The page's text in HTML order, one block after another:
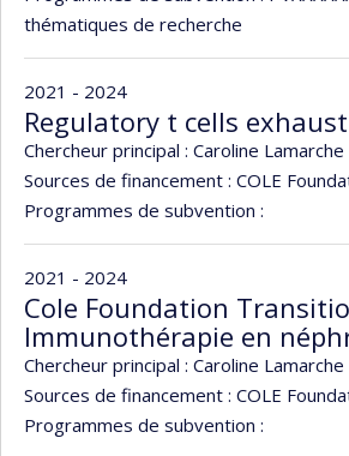
thématiques de recherche
2021 - 2024
Regulatory t cells
Chercheur principal : Caroline Lamarche
Sources de financement : COLE
Programmes de subvention :
2021 - 2024
Cole Foundation
Immunothérapie en
Chercheur principal : Caroline Lamarche
Sources de financement : COLE
Programmes de subvention :